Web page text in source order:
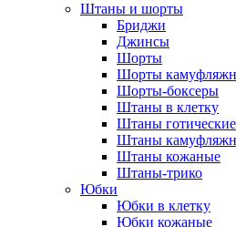
Штаны и шорты
Бриджи
Джинсы
Шорты
Шорты
Шорты-боксеры
Штаны в клетку
Штаны готические
Штаны
Штаны кожаные
Штаны-трико
Юбки
Юбки в клетку
Юбки кожаные